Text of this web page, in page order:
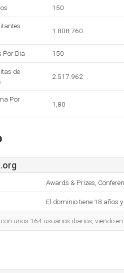
150
1.808.760
Por Dia 150
de
2.517.962
Por
1,80
Awards & Prizes,
El dominio tiene 18 años
unos 164 usuarios diarios, viendo